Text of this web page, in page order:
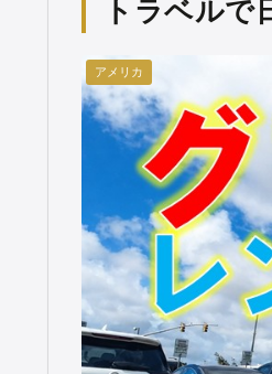
トラベルで
アメリカ